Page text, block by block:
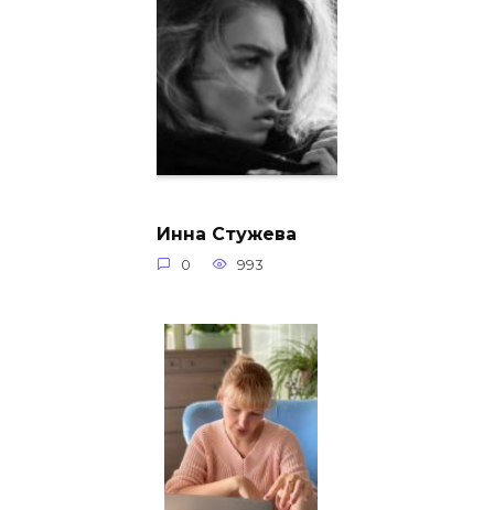
Инна Стужева
0 993